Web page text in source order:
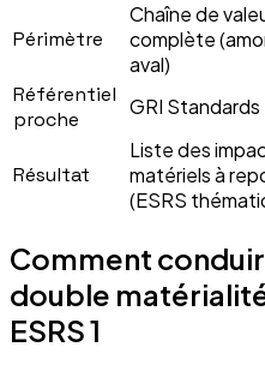
Périmètre
Chaîne de
complète
aval)
Référentiel
proche
GRI Standards
Résultat
Liste des
matériels à
(ESRS
Comment
double
ESRS 1